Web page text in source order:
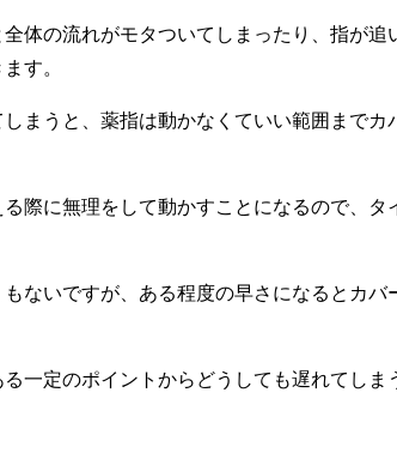
体の流れがモタついてしまったり、指が追
す。
まうと、薬指は動かなくていい範囲までカ
際に無理をして動かすことになるので、タ
ないですが、ある程度の早さになるとカバ
一定のポイントからどうしても遅れてしま